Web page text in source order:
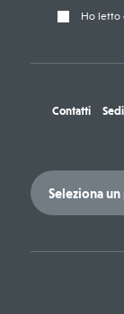
Ho letto
Contatti Sedi